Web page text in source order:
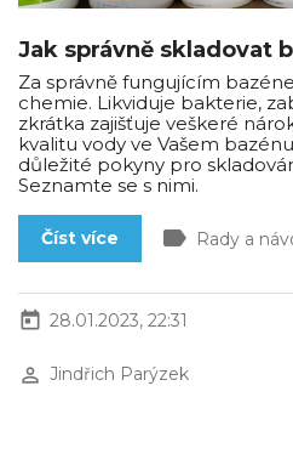
Jak správně skladovat
Za správně fungujícím
chemie. Likviduje bakterie,
zkrátka zajišťuje veškeré
kvalitu vody ve Vašem
důležité pokyny pro
Seznamte se s nimi.
Číst více label Rady a
today 28.01.2023, 22:31
perm_identity Jindřich Parýzek